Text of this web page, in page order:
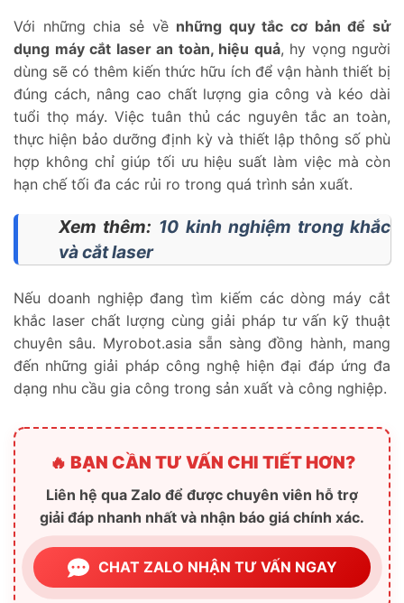
Với những chia sẻ về những quy tắc cơ bản để sử
dụng máy cắt laser an toàn, hiệu quả, hy vọng người
dùng sẽ có thêm kiến thức hữu ích để vận hành thiết bị
đúng cách, nâng cao chất lượng gia công và kéo dài
tuổi thọ máy. Việc tuân thủ các nguyên tắc an toàn,
thực hiện bảo dưỡng định kỳ và thiết lập thông số phù
hợp không chỉ giúp tối ưu hiệu suất làm việc mà còn
hạn chế tối đa các rủi ro trong quá trình sản xuất.
Xem thêm: 10 kinh nghiệm trong khắc
và cắt laser
Nếu doanh nghiệp đang tìm kiếm các dòng máy cắt
khắc laser chất lượng cùng giải pháp tư vấn kỹ thuật
chuyên sâu. Myrobot.asia sẵn sàng đồng hành, mang
đến những giải pháp công nghệ hiện đại đáp ứng đa
dạng nhu cầu gia công trong sản xuất và công nghiệp.
🔥 BẠN CẦN TƯ VẤN CHI TIẾT HƠN?
Liên hệ qua Zalo để được chuyên viên hỗ trợ
giải đáp nhanh nhất và nhận báo giá chính xác.
CHAT ZALO NHẬN TƯ VẤN NGAY